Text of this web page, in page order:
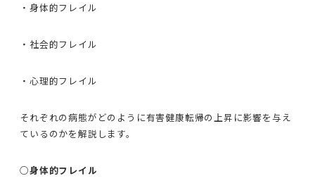
・身体的フレイル
・社会的フレイル
・心理的フレイル
それぞれの病態がどのように有害健康転帰の上昇に影響を与え
ているのかを解説します。
○身体的フレイル